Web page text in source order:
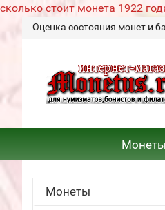
сколько стоит монета 1922
Оценка состояния монет и
Монеты
Монеты